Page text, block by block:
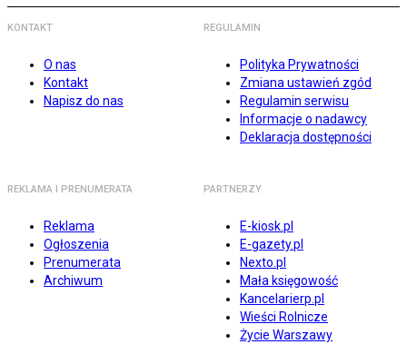
KONTAKT
O nas
Kontakt
Napisz do nas
REGULAMIN
Polityka Prywatności
Zmiana ustawień zgód
Regulamin serwisu
Informacje o nadawcy
Deklaracja dostępności
REKLAMA I PRENUMERATA
Reklama
Ogłoszenia
Prenumerata
Archiwum
PARTNERZY
E-kiosk.pl
E-gazety.pl
Nexto.pl
Mała księgowość
Kancelarierp.pl
Wieści Rolnicze
Życie Warszawy